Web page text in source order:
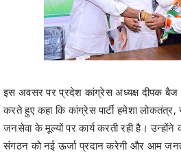
इस अवसर पर प्रदेश कांग्रेस अध्यक्ष दीपक बैज
करते हुए कहा कि कांग्रेस पार्टी हमेशा लोकतंत्र,
जनसेवा के मूल्यों पर कार्य करती रही है। उन्होंने
संगठन को नई ऊर्जा प्रदान करेगी और आम